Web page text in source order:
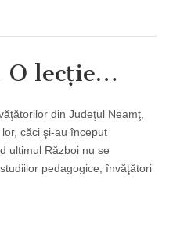
O lecţie…
din Judeţul Neamţ,
căci şi-au început
ultimul Război nu se
pedagogice, învăţători